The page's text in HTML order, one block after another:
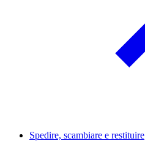
Spedire, scambiare e restituire